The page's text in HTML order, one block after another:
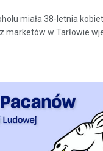
miała 38-letnia
marketów w Tarłowie